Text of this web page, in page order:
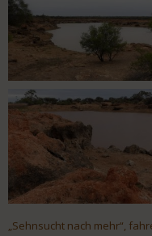
„Sehnsucht nach mehr“,